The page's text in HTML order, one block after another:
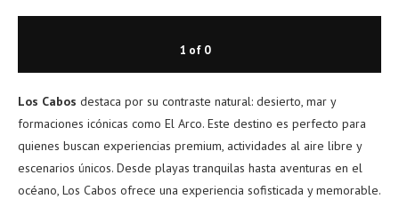
1 of 0
Los Cabos destaca por su contraste natural: desierto, mar y
formaciones icónicas como El Arco. Este destino es perfecto para
quienes buscan experiencias premium, actividades al aire libre y
escenarios únicos. Desde playas tranquilas hasta aventuras en el
océano, Los Cabos ofrece una experiencia sofisticada y memorable.